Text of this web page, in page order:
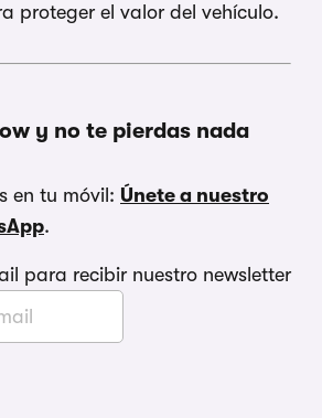
proteger el valor del vehículo.
y no te pierdas nada
en tu móvil: Únete a nuestro
.
para recibir nuestro newsletter